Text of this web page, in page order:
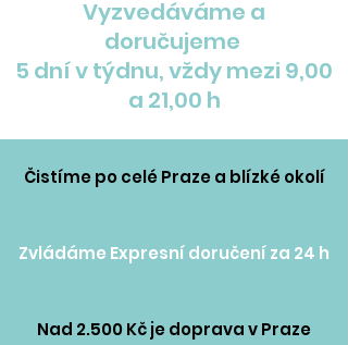
Vyzvedáváme a
doručujeme
5 dní v týdnu, vždy mezi 9,00
a 21,00 h
Čistíme po celé Praze a blízké okolí
Zvládáme Expresní doručení za 24 h
Nad 2.500 Kč je doprava v Praze